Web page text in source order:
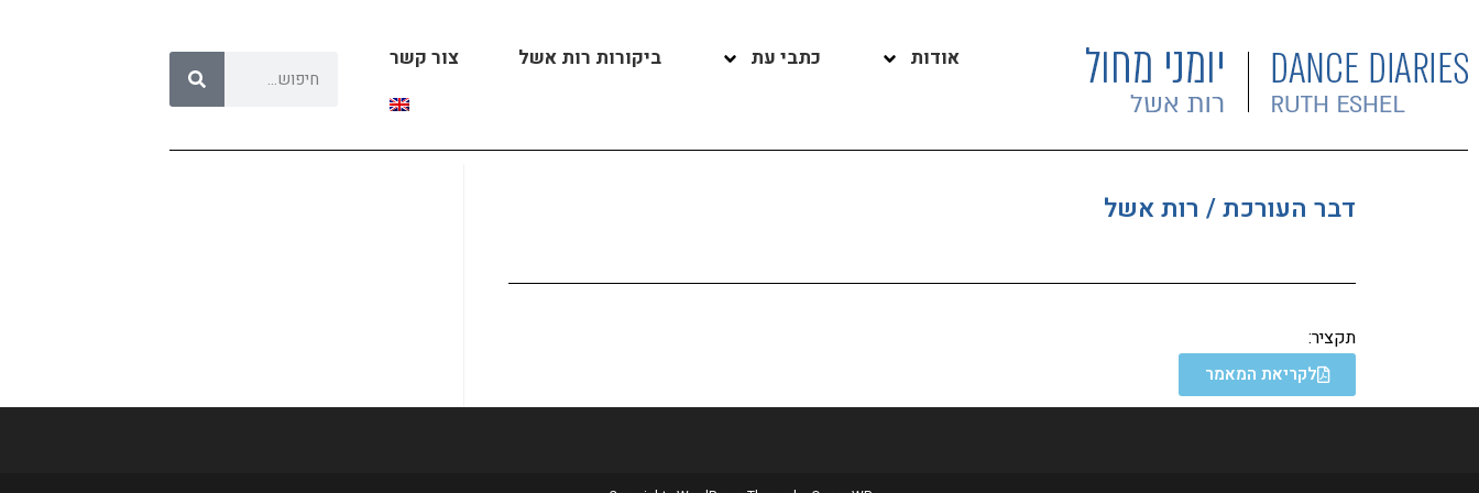
אודות כתבי עת ביקורות רות אשל צור קשר
דבר העורכת / רות אשל
תקציר:
לקריאת המאמר